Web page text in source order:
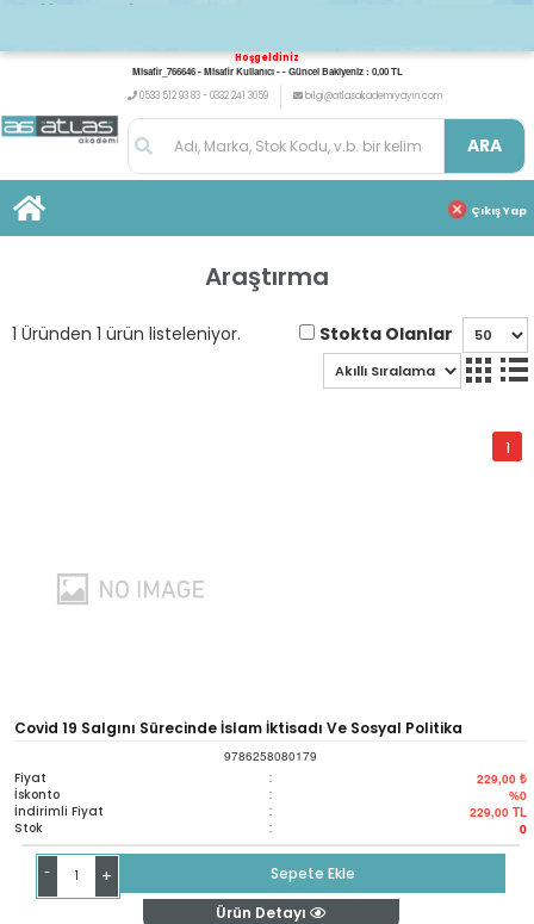
Hoşgeldiniz
Misafir_766646 - Misafir Kullanıcı - - Güncel Bakiyeniz : 0,00 TL
0533 512 93 83 - 0332 241 3059
bilgi@atlasakademiyayin.com
ARA
Çıkış Yap
Araştırma
1 Üründen 1 ürün listeleniyor. Stokta Olanlar
1
Covid 19 Salgını Sürecinde İslam İktisadı Ve Sosyal Politika
9786258080179
Fiyat : 229,00 ₺
İskonto : %0
İndirimli Fiyat : 229,00 TL
Stok : 0
- +
Sepete Ekle
Ürün Detayı